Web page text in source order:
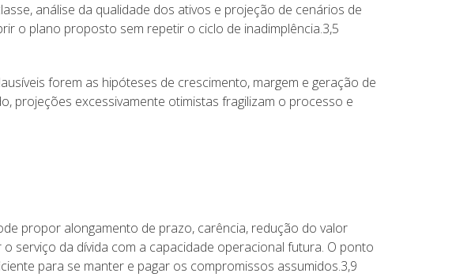
análise da qualidade dos ativos e projeção de cenários de
o plano proposto sem repetir o ciclo de inadimplência.3,5
forem as hipóteses de crescimento, margem e geração de
projeções excessivamente otimistas fragilizam o processo e
propor alongamento de prazo, carência, redução do valor
serviço da dívida com a capacidade operacional futura. O ponto
para se manter e pagar os compromissos assumidos.3,9